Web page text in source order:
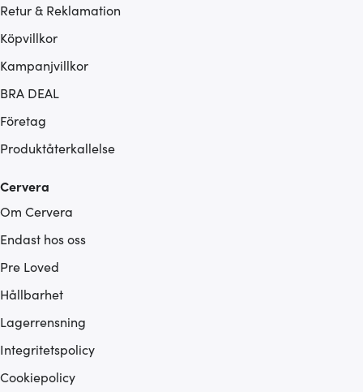
Retur & Reklamation
Köpvillkor
Kampanjvillkor
BRA DEAL
Företag
Produktåterkallelse
Cervera
Om Cervera
Endast hos oss
Pre Loved
Hållbarhet
Lagerrensning
Integritetspolicy
Cookiepolicy